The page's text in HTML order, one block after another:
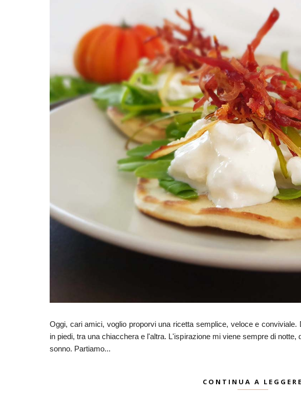
Oggi, cari amici, voglio proporvi una ricetta semplice, veloce e
in piedi, tra una chiacchera e l'altra. L'ispirazione mi viene sempre di
sonno. Partiamo...
CONTINUA A LEGGERE